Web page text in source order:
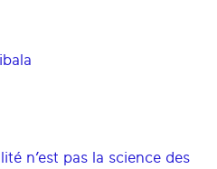
n’est pas la science des